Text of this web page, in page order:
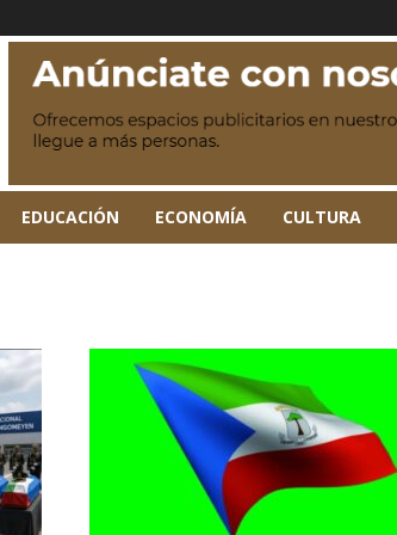
EDUCACIÓN ECONOMÍA CULTURA